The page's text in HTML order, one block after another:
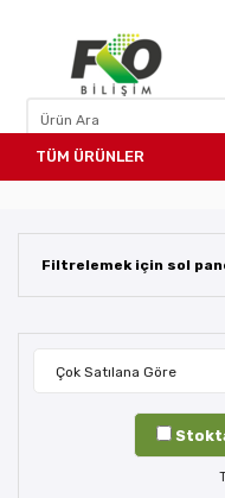
TÜM ÜRÜNLER
Filtrelemek için sol
Çok Satılana Göre